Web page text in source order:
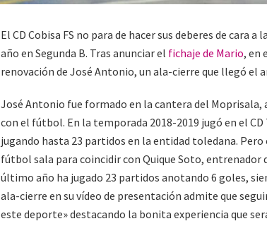
El CD Cobisa FS no para de hacer sus deberes de cara
año en Segunda B. Tras anunciar el fichaje de Mario, en
renovación de José Antonio, un ala-cierre que llegó el
José Antonio fue formado en la cantera del
con el fútbol. En la temporada 2018-2019 jugó en el
jugando hasta 23 partidos en la entidad toledana.
fútbol sala para coincidir con Quique Soto, entrenador
último año ha jugado 23 partidos anotando 6 goles,
ala-cierre en su vídeo de presentación admite que
este deporte» destacando la bonita experiencia que